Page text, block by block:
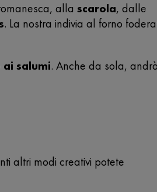
alla scarola, dalle
. La nostra indivia al forno
salumi. Anche da sola, andrà
altri modi creativi potete